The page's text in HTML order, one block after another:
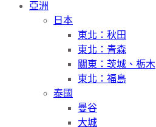
亞洲
日本
東北：秋田
東北：青森
關東：茨城、栃木
東北：福島
泰國
曼谷
大城